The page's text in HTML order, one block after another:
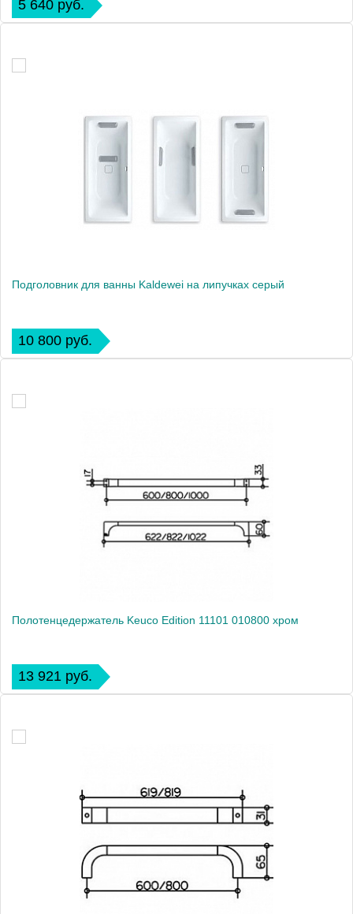
5 640 руб.
Подголовник для ванны Kaldewei на липучках серый
10 800 руб.
Полотенцедержатель Keuco Edition 11101 010800 хром
13 921 руб.